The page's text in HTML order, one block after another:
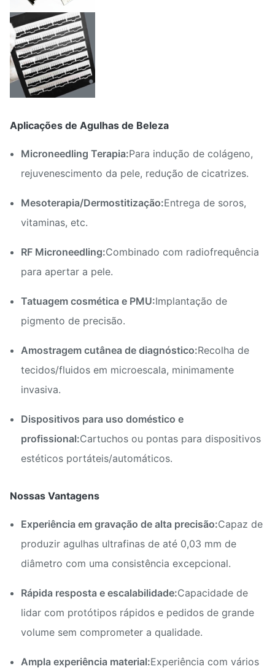
Aplicações de Agulhas de Beleza
Microneedling Terapia:Para indução de colágeno,
rejuvenescimento da pele, redução de cicatrizes.
Mesoterapia/Dermostitização:Entrega de soros,
vitaminas, etc.
RF Microneedling:Combinado com radiofrequência
para apertar a pele.
Tatuagem cosmética e PMU:Implantação de
pigmento de precisão.
Amostragem cutânea de diagnóstico:Recolha de
tecidos/fluidos em microescala, minimamente
invasiva.
Dispositivos para uso doméstico e
profissional:Cartuchos ou pontas para dispositivos
estéticos portáteis/automáticos.
Nossas Vantagens
Experiência em gravação de alta precisão:Capaz de
produzir agulhas ultrafinas de até 0,03 mm de
diâmetro com uma consistência excepcional.
Rápida resposta e escalabilidade:Capacidade de
lidar com protótipos rápidos e pedidos de grande
volume sem comprometer a qualidade.
Ampla experiência material:Experiência com vários